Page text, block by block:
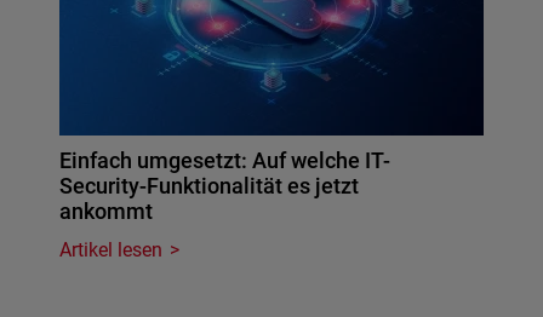
Einfach umgesetzt: Auf welche IT-
Security-Funktionalität es jetzt
ankommt
Artikel lesen